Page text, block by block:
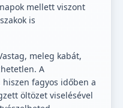
mellett viszont
is
meleg kabát,
A
fagyos időben a
öltözet viselésével